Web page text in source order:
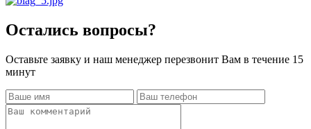
Остались вопросы?
Оставьте заявку и наш менеджер перезвонит Вам в течение 15
минут